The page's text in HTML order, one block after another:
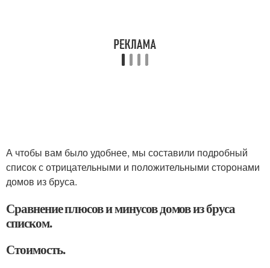
А чтобы вам было удобнее, мы составили подробный
список с отрицательными и положительными сторонами
домов из бруса.
Сравнение плюсов и минусов домов из бруса
списком.
Стоимость.